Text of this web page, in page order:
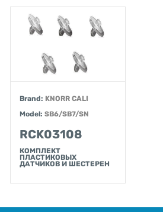
Brand: KNORR CALI
Model: SB6/SB7/SN
RCK03108
КОМПЛЕКТ
ПЛАСТИКОВЫХ
ДАТЧИКОВ И ШЕСТЕРЕН